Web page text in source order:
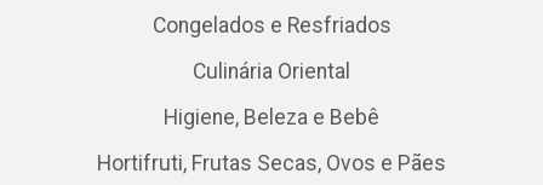
Congelados e Resfriados
Culinária Oriental
Higiene, Beleza e Bebê
Hortifruti, Frutas Secas, Ovos e Pães